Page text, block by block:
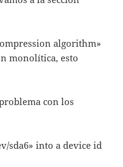
algorithm»
monolítica, esto
con los
sda6» into a device id